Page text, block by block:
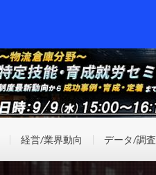
経営/業界動向 データ/調査